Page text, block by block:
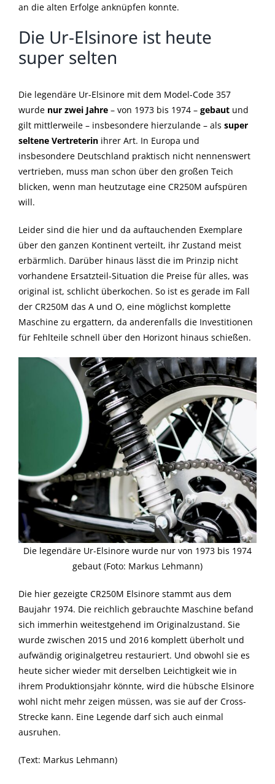
an die alten Erfolge anknüpfen konnte.
Die Ur-Elsinore ist heute
super selten
Die legendäre Ur-Elsinore mit dem Model-Code 357
wurde nur zwei Jahre– von 1973 bis 1974 – gebautund
gilt mittlerweile – insbesondere hierzulande – als super
seltene Vertreterinihrer Art. In Europa und
insbesondere Deutschland praktisch nicht nennenswert
vertrieben, muss man schon über den großen Teich
blicken, wenn man heutzutage eine CR250M aufspüren
will.
Leider sind die hier und da auftauchenden Exemplare
über den ganzen Kontinent verteilt, ihr Zustand meist
erbärmlich. Darüber hinaus lässt die im Prinzip nicht
vorhandene Ersatzteil-Situation die Preise für alles, was
original ist, schlicht überkochen. So ist es gerade im Fall
der CR250M das A und O, eine möglichst komplette
Maschine zu ergattern, da anderenfalls die Investitionen
für Fehlteile schnell über den Horizont hinaus schießen.
Die legendäre Ur-Elsinore wurde nur von 1973 bis 1974
gebaut (Foto: Markus Lehmann)
Die hier gezeigte CR250M Elsinore stammt aus dem
Baujahr 1974. Die reichlich gebrauchte Maschine befand
sich immerhin weitestgehend im Originalzustand. Sie
wurde zwischen 2015 und 2016 komplett überholt und
aufwändig originalgetreu restauriert. Und obwohl sie es
heute sicher wieder mit derselben Leichtigkeit wie in
ihrem Produktionsjahr könnte, wird die hübsche Elsinore
wohl nicht mehr zeigen müssen, was sie auf der Cross-
Strecke kann. Eine Legende darf sich auch einmal
ausruhen.
(Text: Markus Lehmann)